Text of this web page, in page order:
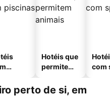
Hotéis que
permitem
com
perto de si, em